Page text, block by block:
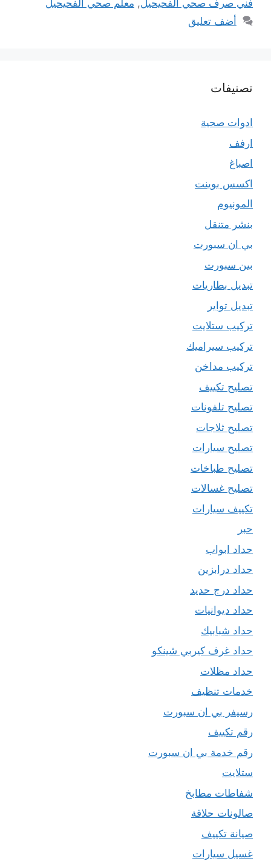
فني صرف صحي الفحيحيل, معلم صحي الفحيحيل
أضف تعليق
تصنيفات
ادوات صحية
ارفف
اصباغ
اكسس بوينت
المونيوم
بنشر متنقل
بي ان سبورت
بين سبورت
تبديل بطاريات
تبديل تواير
تركيب ستلايت
تركيب سيراميك
تركيب مداخن
تصليح تكييف
تصليح تلفونات
تصليح ثلاجات
تصليح سيارات
تصليح طباخات
تصليح غسالات
تكييف سيارات
حبر
حداد ابواب
حداد درابزين
حداد درج حديد
حداد ديوانيات
حداد شبابيك
حداد غرف كيربي شينكو
حداد مظلات
خدمات تنظيف
رسيفر بي ان سبورت
رقم تكييف
رقم خدمة بي ان سبورت
ستلايت
شفاطات مطابخ
صالونات حلاقة
صيانة تكييف
غسيل سيارات